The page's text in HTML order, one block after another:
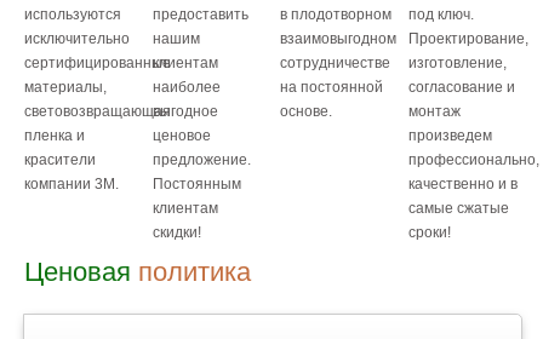
используются
исключительно
сертифицированные
материалы,
световозвращающая
пленка и
красители
компании 3М.
предоставить
нашим
клиентам
наиболее
выгодное
ценовое
предложение.
Постоянным
клиентам
скидки!
в плодотворном
взаимовыгодном
сотрудничестве
на постоянной
основе.
под ключ.
Проектирование,
изготовление,
согласование и
монтаж
произведем
профессионально,
качественно и в
самые сжатые
сроки!
Ценовая политика